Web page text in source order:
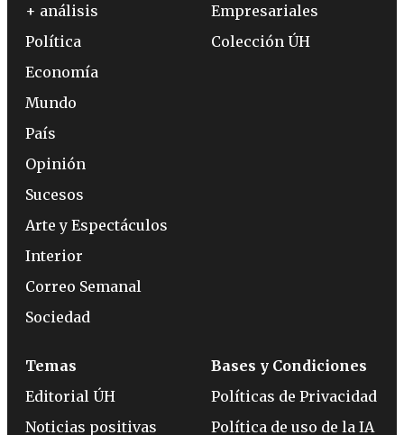
+ análisis
Política
Economía
Mundo
País
Opinión
Sucesos
Arte y Espectáculos
Interior
Correo Semanal
Sociedad
Empresariales
Colección ÚH
Temas
Editorial ÚH
Noticias positivas
Bases y Condiciones
Políticas de Privacidad
Política de uso de la IA